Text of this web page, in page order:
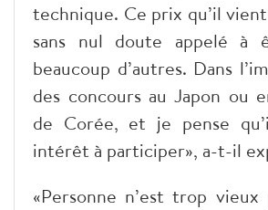
technique. Ce prix qu’il
sans nul doute appelé à
beaucoup d’autres. Dans
des concours au Japon ou
de Corée, et je pense
intérêt à participer», a-t-il
«Personne n’est trop